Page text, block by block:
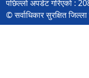
पछिल्लो अपडेट गरिएको :
© सर्वाधिकार सुरक्षित